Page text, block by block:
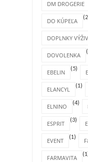
DM DROGERIE
DO KÚPEĽA
DOPLNKY
DOVOLENKA
EBELIN
(5)
ELANCYL
(1)
ELNINO
(4)
ESPRIT
(3)
EVENT
(1)
FARMAVITA